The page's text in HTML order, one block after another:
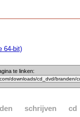
64-bit)
te linken:
schrijven cd